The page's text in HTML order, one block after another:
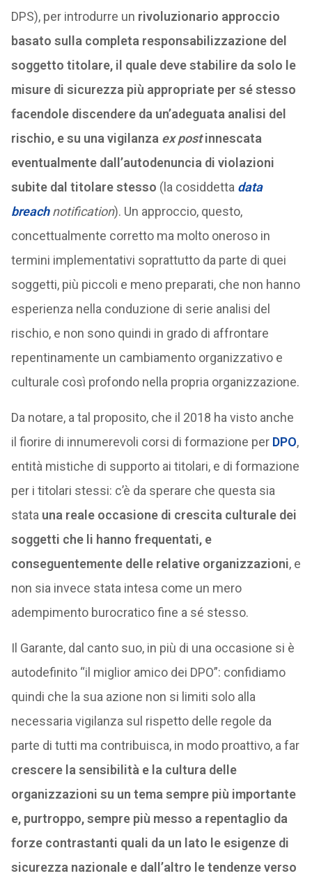
DPS), per introdurre un rivoluzionario approccio
basato sulla completa responsabilizzazione del
soggetto titolare, il quale deve stabilire da solo le
misure di sicurezza più appropriate per sé stesso
facendole discendere da un’adeguata analisi del
rischio, e su una vigilanza ex postinnescata
eventualmente dall’autodenuncia di violazioni
subite dal titolare stesso (la cosiddetta data
breachnotification). Un approccio, questo,
concettualmente corretto ma molto oneroso in
termini implementativi soprattutto da parte di quei
soggetti, più piccoli e meno preparati, che non hanno
esperienza nella conduzione di serie analisi del
rischio, e non sono quindi in grado di affrontare
repentinamente un cambiamento organizzativo e
culturale così profondo nella propria organizzazione.
Da notare, a tal proposito, che il 2018 ha visto anche
il fiorire di innumerevoli corsi di formazione per DPO,
entità mistiche di supporto ai titolari, e di formazione
per i titolari stessi: c’è da sperare che questa sia
stata una reale occasione di crescita culturale dei
soggetti che li hanno frequentati, e
conseguentemente delle relative organizzazioni, e
non sia invece stata intesa come un mero
adempimento burocratico fine a sé stesso.
Il Garante, dal canto suo, in più di una occasione si è
autodefinito “il miglior amico dei DPO”: confidiamo
quindi che la sua azione non si limiti solo alla
necessaria vigilanza sul rispetto delle regole da
parte di tutti ma contribuisca, in modo proattivo, a far
crescere la sensibilità e la cultura delle
organizzazioni su un tema sempre più importante
e, purtroppo, sempre più messo a repentaglio da
forze contrastanti quali da un lato le esigenze di
sicurezza nazionale e dall’altro le tendenze verso